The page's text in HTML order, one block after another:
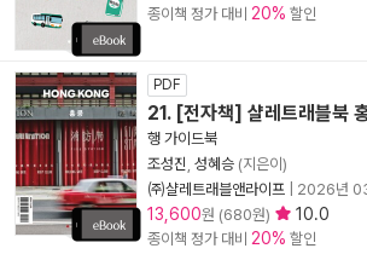
종이책 정가 대비 20% 할인
PDF
21. [전자책] 샬레트래블북
행 가이드북
조성진 성혜승 (지은이)
㈜샬레트래블앤라이프
2026년
13,600원 (680원) 10.0
종이책 정가 대비 20% 할인